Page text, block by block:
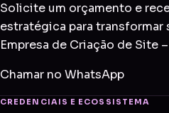
Solicite um orçamento e
estratégica para transformar
Empresa de Criação de Site
Chamar no WhatsApp
CREDENCIAIS E ECOSSISTEMA